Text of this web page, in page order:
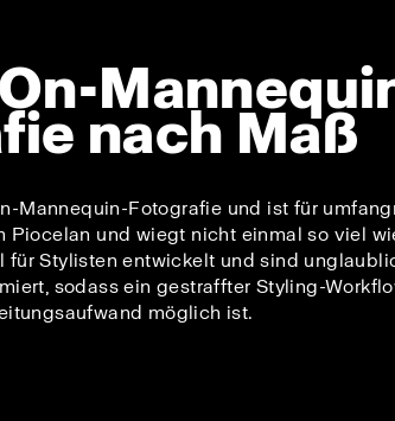
nach Maß
Mannequin-Fotografie und ist für
und wiegt nicht einmal so viel
für Stylisten entwickelt und sind
sodass ein gestraffter Styling-
möglich ist.